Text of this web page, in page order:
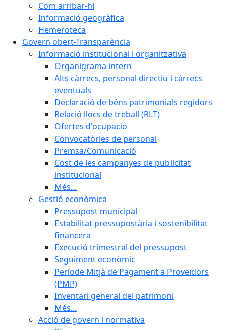
Com arribar-hi
Informació geogràfica
Hemeroteca
Govern obert-Transparència
Informació institucional i organitzativa
Organigrama intern
Alts càrrecs, personal directiu i càrrecs
eventuals
Declaració de béns patrimonials regidors
Relació llocs de treball (RLT)
Ofertes d'ocupació
Convocatòries de personal
Premsa/Comunicació
Cost de les campanyes de publicitat
institucional
Més...
Gestió econòmica
Pressupost municipal
Estabilitat pressupostària i sostenibilitat
financera
Execució trimestral del pressupost
Seguiment econòmic
Període Mitjà de Pagament a Proveïdors
(PMP)
Inventari general del patrimoni
Més...
Acció de govern i normativa